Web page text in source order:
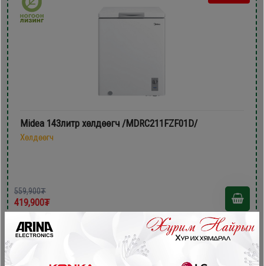
Midea 143литр хөлдөөгч /MDRC211FZF01D/
Хөлдөөгч
559,900₮
419,900₮
- 140,000₮